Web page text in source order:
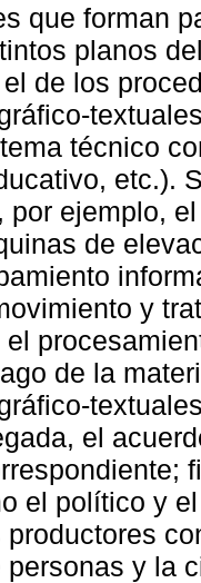
que forman
planos
de los
técnico
etc.).
por ejemplo,
de
y
de la
el
el político y
y la